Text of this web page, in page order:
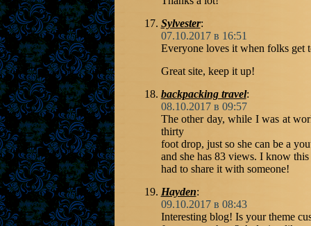
Sylvester:
07.10.2017 в 16:51
Everyone loves it when folks get
Great site, keep it up!
backpacking travel:
08.10.2017 в 09:57
The other day, while I was at
thirty
foot drop, just so she can be a
and she has 83 views. I know
had to share it with someone!
Hayden:
09.10.2017 в 08:43
Interesting blog! Is your theme